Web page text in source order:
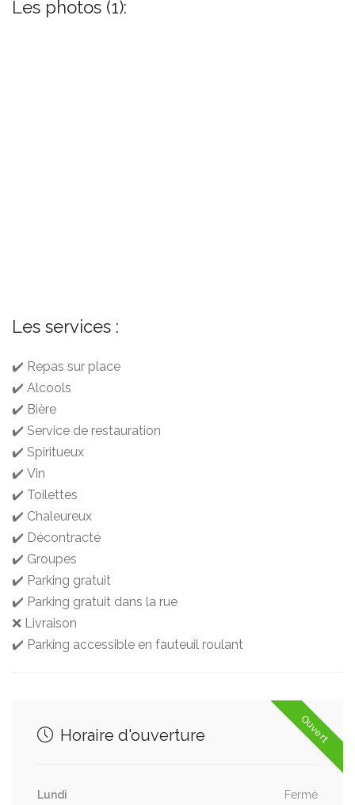
Les photos (1):
Les services :
✔️ Repas sur place
✔️ Alcools
✔️ Bière
✔️ Service de restauration
✔️ Spiritueux
✔️ Vin
✔️ Toilettes
✔️ Chaleureux
✔️ Décontracté
✔️ Groupes
✔️ Parking gratuit
✔️ Parking gratuit dans la rue
❌ Livraison
✔️ Parking accessible en fauteuil roulant
Ouvert
Horaire d'ouverture
Lundi
Fermé